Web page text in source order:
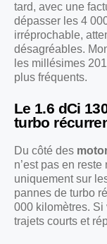
tard, avec une
dépasser les 4
irréprochable,
désagréables.
les millésimes
plus fréquents.
Le 1.6 dCi
turbo
Du côté des
n’est pas en
uniquement sur
pannes de turbo
000 kilomètres.
trajets courts et